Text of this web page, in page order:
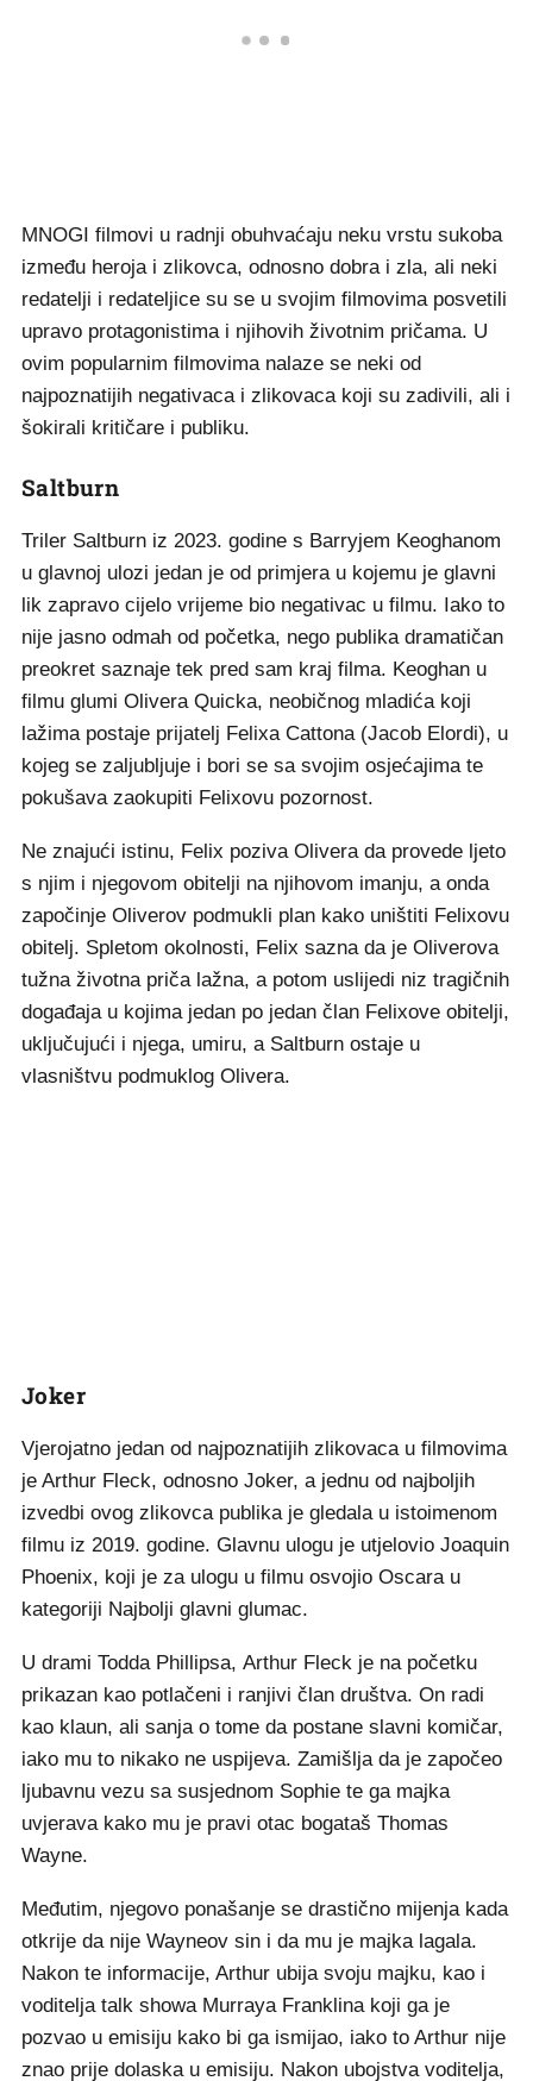
MNOGI filmovi u radnji obuhvaćaju neku vrstu sukoba
između heroja i zlikovca, odnosno dobra i zla, ali neki
redatelji i redateljice su se u svojim filmovima posvetili
upravo protagonistima i njihovih životnim pričama. U
ovim popularnim filmovima nalaze se neki od
najpoznatijih negativaca i zlikovaca koji su zadivili, ali i
šokirali kritičare i publiku.
Saltburn
Triler Saltburn iz 2023. godine s Barryjem Keoghanom
u glavnoj ulozi jedan je od primjera u kojemu je glavni
lik zapravo cijelo vrijeme bio negativac u filmu. Iako to
nije jasno odmah od početka, nego publika dramatičan
preokret saznaje tek pred sam kraj filma. Keoghan u
filmu glumi Olivera Quicka, neobičnog mladića koji
lažima postaje prijatelj Felixa Cattona (Jacob Elordi), u
kojeg se zaljubljuje i bori se sa svojim osjećajima te
pokušava zaokupiti Felixovu pozornost.
Ne znajući istinu, Felix poziva Olivera da provede ljeto
s njim i njegovom obitelji na njihovom imanju, a onda
započinje Oliverov podmukli plan kako uništiti Felixovu
obitelj. Spletom okolnosti, Felix sazna da je Oliverova
tužna životna priča lažna, a potom uslijedi niz tragičnih
događaja u kojima jedan po jedan član Felixove obitelji,
uključujući i njega, umiru, a Saltburn ostaje u
vlasništvu podmuklog Olivera.
Joker
Vjerojatno jedan od najpoznatijih zlikovaca u filmovima
je Arthur Fleck, odnosno Joker, a jednu od najboljih
izvedbi ovog zlikovca publika je gledala u istoimenom
filmu iz 2019. godine. Glavnu ulogu je utjelovio Joaquin
Phoenix, koji je za ulogu u filmu osvojio Oscara u
kategoriji Najbolji glavni glumac.
U drami Todda Phillipsa, Arthur Fleck je na početku
prikazan kao potlačeni i ranjivi član društva. On radi
kao klaun, ali sanja o tome da postane slavni komičar,
iako mu to nikako ne uspijeva. Zamišlja da je započeo
ljubavnu vezu sa susjednom Sophie te ga majka
uvjerava kako mu je pravi otac bogataš Thomas
Wayne.
Međutim, njegovo ponašanje se drastično mijenja kada
otkrije da nije Wayneov sin i da mu je majka lagala.
Nakon te informacije, Arthur ubija svoju majku, kao i
voditelja talk showa Murraya Franklina koji ga je
pozvao u emisiju kako bi ga ismijao, iako to Arthur nije
znao prije dolaska u emisiju. Nakon ubojstva voditelja,